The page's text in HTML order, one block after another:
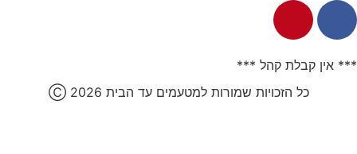
*** אין קבלת קהל ***
כל הזכויות שמורות למטעמים עד הבית 2026
Ⓒ